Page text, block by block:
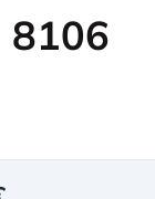
8106